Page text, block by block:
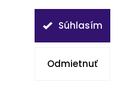
Odmietnuť
Súhlasím